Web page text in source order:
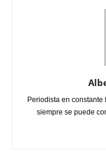
Periodista en
siempre se puede